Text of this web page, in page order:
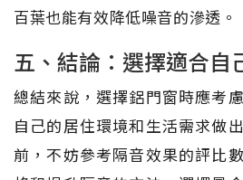
百葉也能有效降低噪音的滲透。
五、結論：選擇適合自
總結來說，選擇鋁門窗時應考
自己的居住環境和生活需求做
前，不妨參考隔音效果的評比